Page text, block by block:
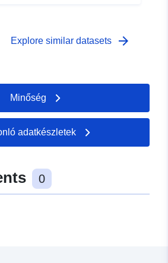
Explore similar datasets arrow_forward
Minőség
adatkészletek
0